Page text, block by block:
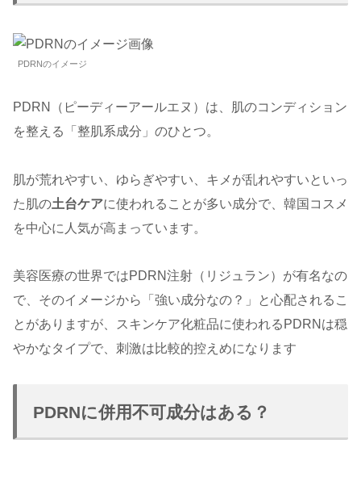
PDRNのイメージ
PDRN（ピーディーアールエヌ）は、肌のコンディション
を整える「整肌系成分」のひとつ。
肌が荒れやすい、ゆらぎやすい、キメが乱れやすいといっ
た肌の土台ケアに使われることが多い成分で、韓国コスメ
を中心に人気が高まっています。
美容医療の世界ではPDRN注射（リジュラン）が有名なの
で、そのイメージから「強い成分なの？」と心配されるこ
とがありますが、スキンケア化粧品に使われるPDRNは穏
やかなタイプで、刺激は比較的控えめになります
PDRNに併用不可成分はある？